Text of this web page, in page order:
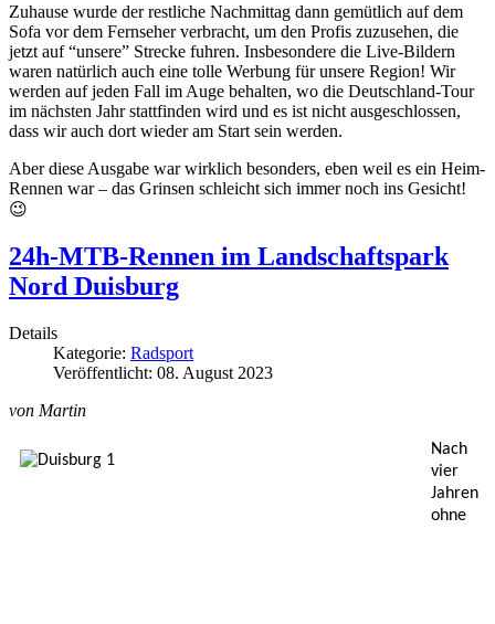
Zuhause wurde der restliche Nachmittag dann gemütlich auf dem
Sofa vor dem Fernseher verbracht, um den Profis zuzusehen, die
jetzt auf “unsere” Strecke fuhren. Insbesondere die Live-Bildern
waren natürlich auch eine tolle Werbung für unsere Region! Wir
werden auf jeden Fall im Auge behalten, wo die Deutschland-Tour
im nächsten Jahr stattfinden wird und es ist nicht ausgeschlossen,
dass wir auch dort wieder am Start sein werden.
Aber diese Ausgabe war wirklich besonders, eben weil es ein Heim-
Rennen war – das Grinsen schleicht sich immer noch ins Gesicht!
😉
24h-MTB-Rennen im Landschaftspark
Nord Duisburg
Details
Kategorie: Radsport
Veröffentlicht: 08. August 2023
von Martin
Nach
vier
Jahren
ohne